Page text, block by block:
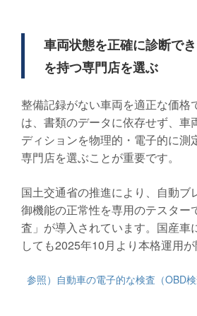
車両状態を正確に診断で
を持つ専門店を選ぶ
整備記録がない車両を適正な価格
は、書類のデータに依存せず、車
ディションを物理的・電子的に測
専門店を選ぶことが重要です。
国土交通省の推進により、自動ブ
御機能の正常性を専用のテスター
査」が導入されています。国産車
しても2025年10月より本格運用が
参照）自動車の電子的な検査（OBD